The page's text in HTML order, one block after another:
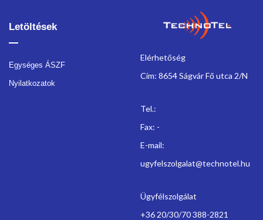
Letöltések
Egységes ÁSZF
Nyilatkozatok
Elérhetőség
Cím: 8654 Ságvár Fő utca 2/N
Tel.:
Fax: -
E-mail:
ugyfelszolgalat@technotel.hu
Ügyfélszolgálat
+36 20/30/70 388-2821